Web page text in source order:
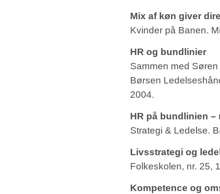
Mix af køn giver
Kvinder på Banen.
HR og bundlinier
Sammen med
Børsen
2004.
HR på bundlinien
Strategi & Ledelse.
Livsstrategi og
Folkeskolen, nr. 25,
Kompetence og